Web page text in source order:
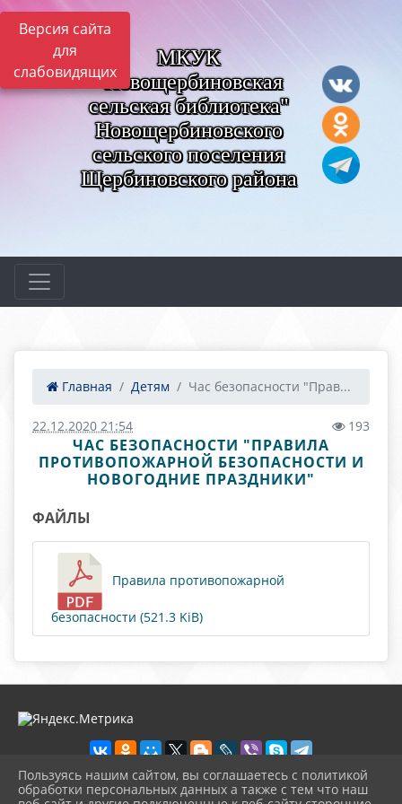
Версия сайта
для
слабовидящих
МКУК
"Новощербиновская
сельская библиотека"
Новощербиновского
сельского поселения
Щербиновского района
Главная Детям Час безопасности "Прав...
22.12.2020 21:54 193
ЧАС БЕЗОПАСНОСТИ "ПРАВИЛА
ПРОТИВОПОЖАРНОЙ БЕЗОПАСНОСТИ И
НОВОГОДНИЕ ПРАЗДНИКИ"
ФАЙЛЫ
Правила противопожарной
безопасности (521.3 KiB)
Пользуясь нашим сайтом, вы соглашаетесь с политикой
обработки персональных данных а также с тем что наш